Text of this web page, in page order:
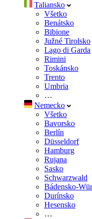
Taliansko
Všetko
Benátsko
Bibione
Južné Tirolsko
Lago di Garda
Rimini
Toskánsko
Trento
Umbria
…
Nemecko
Všetko
Bavorsko
Berlín
Düsseldorf
Hamburg
Rujana
Sasko
Schwarzwald
Bádensko-
Durínsko
Hesensko
…